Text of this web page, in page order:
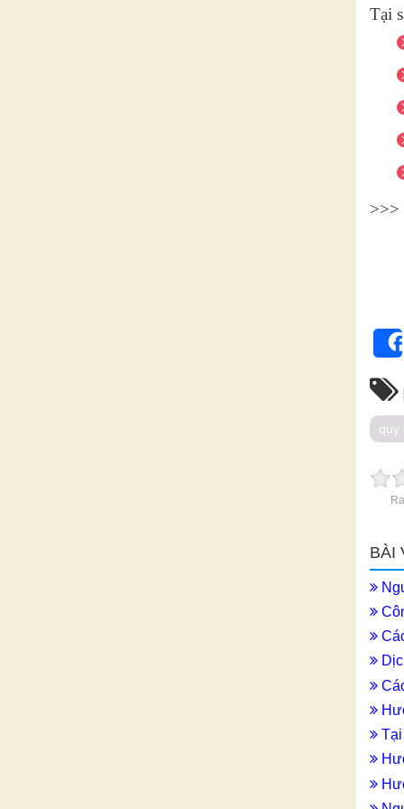
Tại
>>>
quy
BÀI
Tại